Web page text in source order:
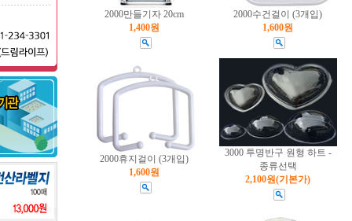
2000만들기자 20cm
1,400원
2000수건걸이 (3개입)
1,600원
2000휴지걸이 (3개입)
1,600원
3000 투명반구 원형 하트 -
종류선택
2,100원(기본가)